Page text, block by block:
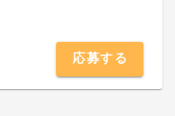
応募する